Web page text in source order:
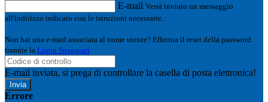
E-mail Verrà inviato un messaggio
all'indirizzo indicato con le istruzioni necessarie.
Non hai una e-mail associata al nome utente? Effettua il reset della password
tramite la Login Spaggiari
E-mail inviata, si prega di controllare la casella di posta elettronica!
Errore